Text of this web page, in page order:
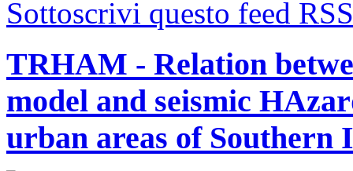
Sottoscrivi questo feed RSS
TRHAM - Relation
model and seismic
urban areas of Southern